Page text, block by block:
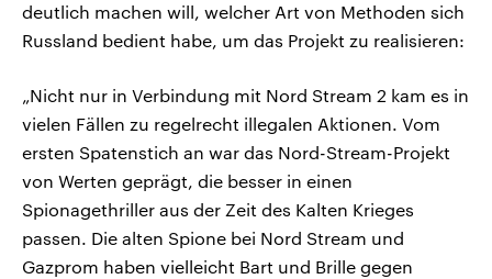
deutlich machen will, welcher Art von Methoden sich
Russland bedient habe, um das Projekt zu realisieren:
„Nicht nur in Verbindung mit Nord Stream 2 kam es in
vielen Fällen zu regelrecht illegalen Aktionen. Vom
ersten Spatenstich an war das Nord-Stream-Projekt
von Werten geprägt, die besser in einen
Spionagethriller aus der Zeit des Kalten Krieges
passen. Die alten Spione bei Nord Stream und
Gazprom haben vielleicht Bart und Brille gegen